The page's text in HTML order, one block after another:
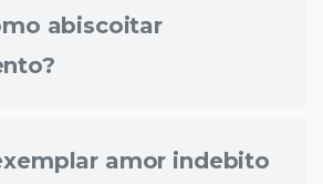
abiscoitar
amor indebito